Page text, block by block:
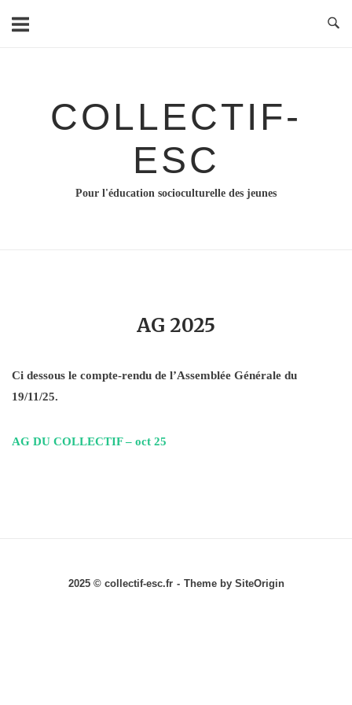
COLLECTIF-
ESC
Pour l'éducation socioculturelle des jeunes
AG 2025
Ci dessous le compte-rendu de l’Assemblée Générale du
19/11/25.
AG DU COLLECTIF – oct 25
2025 © collectif-esc.fr Theme by SiteOrigin